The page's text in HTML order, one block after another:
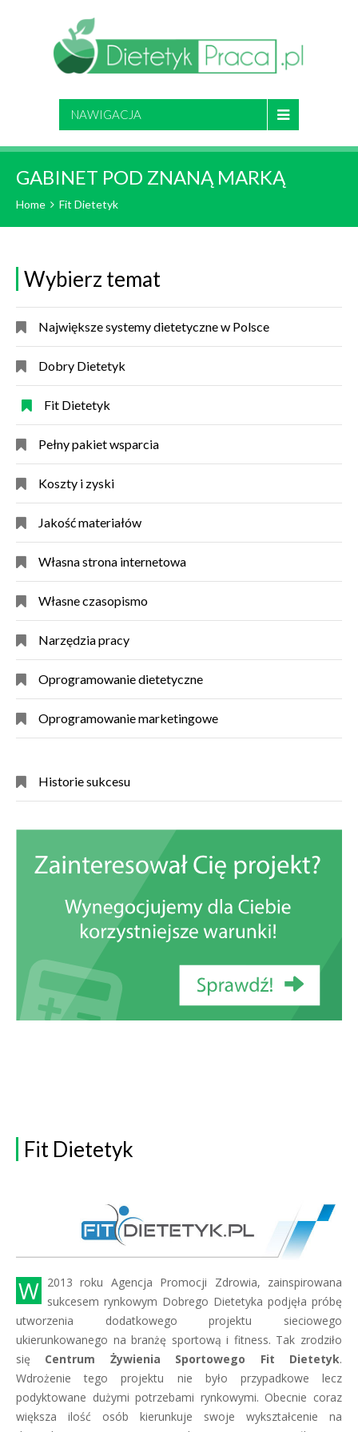
NAWIGACJA
GABINET POD ZNANĄ MARKĄ
Home Fit Dietetyk
Wybierz temat
Największe systemy dietetyczne w Polsce
Dobry Dietetyk
Fit Dietetyk
Pełny pakiet wsparcia
Koszty i zyski
Jakość materiałów
Własna strona internetowa
Własne czasopismo
Narzędzia pracy
Oprogramowanie dietetyczne
Oprogramowanie marketingowe
Historie sukcesu
Fit Dietetyk
W 2013 roku Agencja Promocji Zdrowia, zainspirowana sukcesem rynkowym Dobrego Dietetyka podjęła próbę
utworzenia dodatkowego projektu sieciowego
ukierunkowanego na branżę sportową i fitness. Tak zrodziło
się Centrum Żywienia Sportowego Fit Dietetyk.
Wdrożenie tego projektu nie było przypadkowe lecz
podyktowane dużymi potrzebami rynkowymi. Obecnie coraz
większa ilość osób kierunkuje swoje wykształcenie na